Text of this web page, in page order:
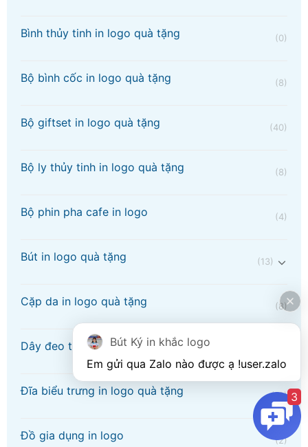
Bình thủy tinh in logo quà tặng (0)
Bộ bình cốc in logo quà tặng (8)
Bộ giftset in logo quà tặng (40)
Bộ ly thủy tinh in logo quà tặng (8)
Bộ phin pha cafe in logo (4)
Bút in logo quà tặng (13)
Cặp da in logo quà tặng (8)
Dây đeo thẻ tên in logo
Đĩa biểu trưng in logo quà tặng (12)
Đồ gia dụng in logo (2)
Bút Ký in khắc logo
Em gửi qua Zalo nào được ạ !user.zalo
3